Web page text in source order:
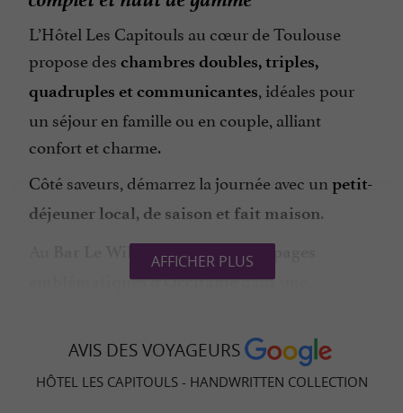
L’Hôtel Les Capitouls au cœur de Toulouse
propose des chambres doubles, triples,
quadruples et communicantes, idéales pour
un séjour en famille ou en couple, alliant
confort et charme.
Côté saveurs, démarrez la journée avec un petit-
déjeuner local, de saison et fait maison.
Bar Le Wilson, dégustez les
emblématiques d’Occitaniedans une
En famille, une découverte de Toulouse facilitée
par notrebrochure touristiqueet nos
AFFICHER PLUS
AVIS DES VOYAGEURS
HÔTEL LES CAPITOULS - HANDWRITTEN COLLECTION